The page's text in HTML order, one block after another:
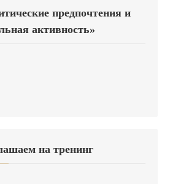
предпочтения и
активность»
на тренинг